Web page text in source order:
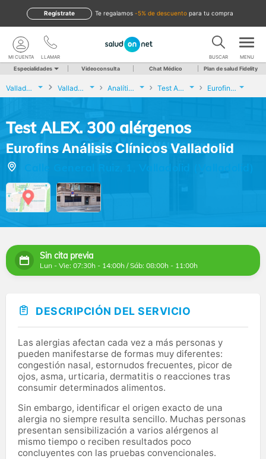
te regalamos -5% de descuento para tu compra
Regístrate
LLAMAR
MI CUENTA BUSCAR MENU
Especialidades Videoconsulta Chat Médico Plan de salud Fidelity
Valladolid Valladolid Analíticas y Genética Test ALEX. 300 alérgenos Eurofins Análisis Clínicos Valladolid
Test ALEX. 300 alérgenos
Eurofins Análisis Clínicos Valladolid
Sin cita previa
Lun - Vie: 07:30h - 14:00h / Sáb: 08:00h - 11:00h
DESCRIPCIÓN DEL SERVICIO
Las alergias afectan cada vez a más personas y
pueden manifestarse de formas muy diferentes:
congestión nasal, estornudos frecuentes, picor de
ojos, asma, urticaria, dermatitis o reacciones tras
consumir determinados alimentos.
Sin embargo, identificar el origen exacto de una
alergia no siempre resulta sencillo. Muchas personas
presentan sensibilización a varios alérgenos al
mismo tiempo o reciben resultados poco
concluyentes con las pruebas convencionales.